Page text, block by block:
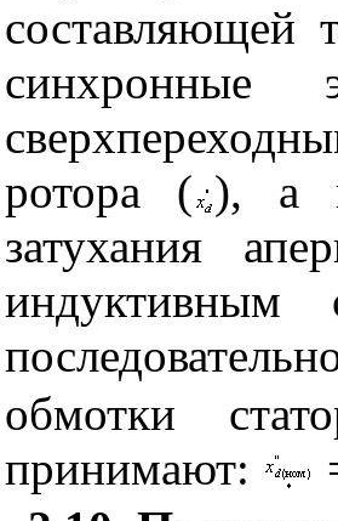
составляющей
синхронные
ротора ( ), а
затухания
индуктивным
обмотки
принимают: